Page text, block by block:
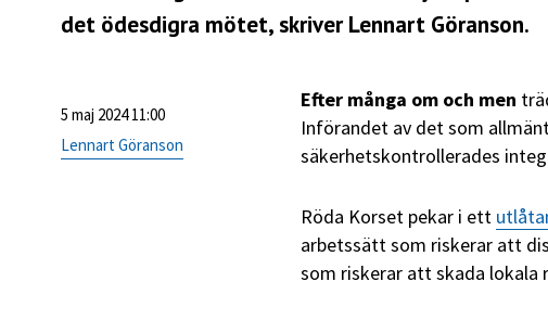
det ödesdigra mötet, skriver Lennart Göranson.
5 maj 2024 11:00
Lennart Göranson
Efter många om och men
Införandet av det som
säkerhetskontrollerades
Röda Korset pekar i ett
arbetssätt som riskerar att
som riskerar att skada lokala